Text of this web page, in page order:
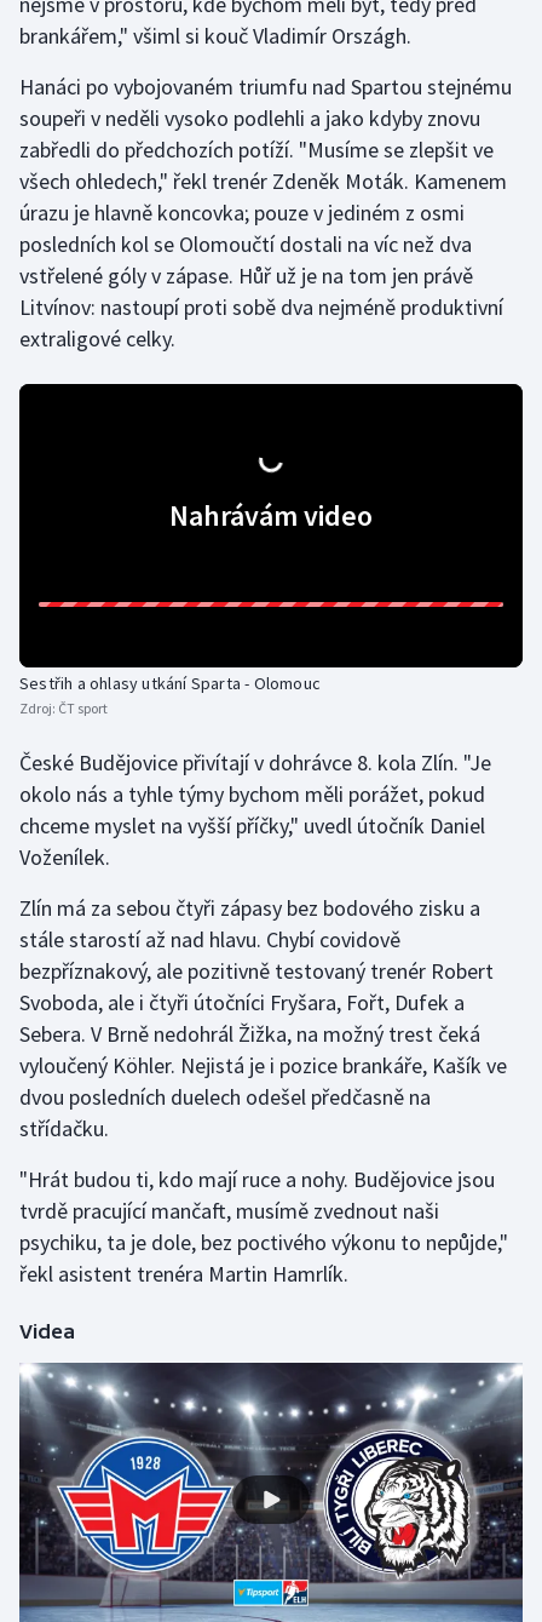
brankářem," všiml si kouč Vladimír Országh.
Hanáci po vybojovaném triumfu nad Spartou stejnému
soupeři v neděli vysoko podlehli a jako kdyby znovu
zabředli do předchozích potíží. "Musíme se zlepšit ve
všech ohledech," řekl trenér Zdeněk Moták. Kamenem
úrazu je hlavně koncovka; pouze v jediném z osmi
posledních kol se Olomoučtí dostali na víc než dva
vstřelené góly v zápase. Hůř už je na tom jen právě
Litvínov: nastoupí proti sobě dva nejméně produktivní
extraligové celky.
Nahrávám video
Sestřih a ohlasy utkání Sparta - Olomouc
Zdroj: ČT sport
České Budějovice přivítají v dohrávce 8. kola Zlín. "Je
okolo nás a tyhle týmy bychom měli porážet, pokud
chceme myslet na vyšší příčky," uvedl útočník Daniel
Voženílek.
Zlín má za sebou čtyři zápasy bez bodového zisku a
stále starostí až nad hlavu. Chybí covidově
bezpříznakový, ale pozitivně testovaný trenér Robert
Svoboda, ale i čtyři útočníci Fryšara, Fořt, Dufek a
Sebera. V Brně nedohrál Žižka, na možný trest čeká
vyloučený Köhler. Nejistá je i pozice brankáře, Kašík ve
dvou posledních duelech odešel předčasně na
střídačku.
"Hrát budou ti, kdo mají ruce a nohy. Budějovice jsou
tvrdě pracující mančaft, musímě zvednout naši
psychiku, ta je dole, bez poctivého výkonu to nepůjde,"
řekl asistent trenéra Martin Hamrlík.
Videa